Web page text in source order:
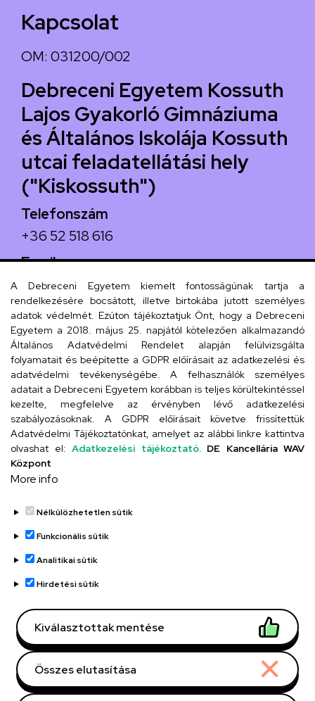
Kapcsolat
OM: 031200/002
Debreceni Egyetem Kossuth
Lajos Gyakorló Gimnáziuma
és Általános Iskolája Kossuth
utcai feladatellátási hely
("Kiskossuth")
Telefonszám
+36 52 518 616
Email
iskola@kossuth-alt.unideb.hu
Cím
4024 Debrecen, Kossuth utca 33.
Szervezeti telefonkönyv
UD telefonkönyv
Adatvédelem
Adatvédelem
Régi oldal
Technikai információk
Copyright © 2026 Unideb
A Debreceni Egyetem kiemelt fontosságúnak tartja a
rendelkezésére bocsátott, illetve birtokába jutott személyes
adatok védelmét. Ezúton tájékoztatjuk Önt, hogy a Debreceni
Egyetem a 2018. május 25. napjától kötelezően alkalmazandó
Általános Adatvédelmi Rendelet alapján felülvizsgálta
folyamatait és beépítette a GDPR előírásait az adatkezelési és
adatvédelmi tevékenységébe. A felhasználók személyes
adatait a Debreceni Egyetem korábban is teljes körültekintéssel
kezelte, megfelelve az érvényben lévő adatkezelési
szabályozásoknak. A GDPR előírásait követve frissítettük
Adatvédelmi Tájékoztatónkat, amelyet az alábbi linkre kattintva
olvashat el: Adatkezelési tájékoztató. DE Kancellária WAV
Központ
More info
Nélkülözhetetlen sütik
Funkcionális sütik
Analitikai sütik
Hirdetési sütik
Kiválasztottak mentése
Összes elutasítása